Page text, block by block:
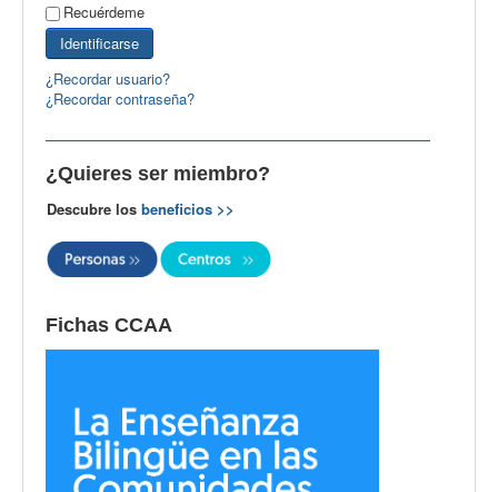
Artículos
Recursos
Observatorio EB
CIEB
Contacto
Recuérdeme
Identificarse
¿Recordar usuario?
¿Recordar contraseña?
¿Quieres ser miembro?
Descubre los beneficios >>
Fichas CCAA